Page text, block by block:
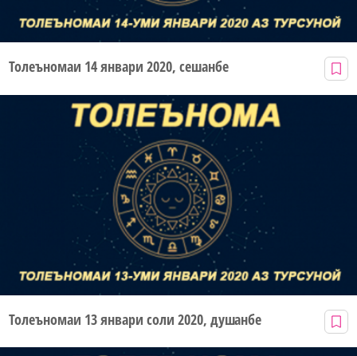
Толеъномаи 14 январи 2020, сешанбе
Толеъномаи 13 январи соли 2020, душанбе